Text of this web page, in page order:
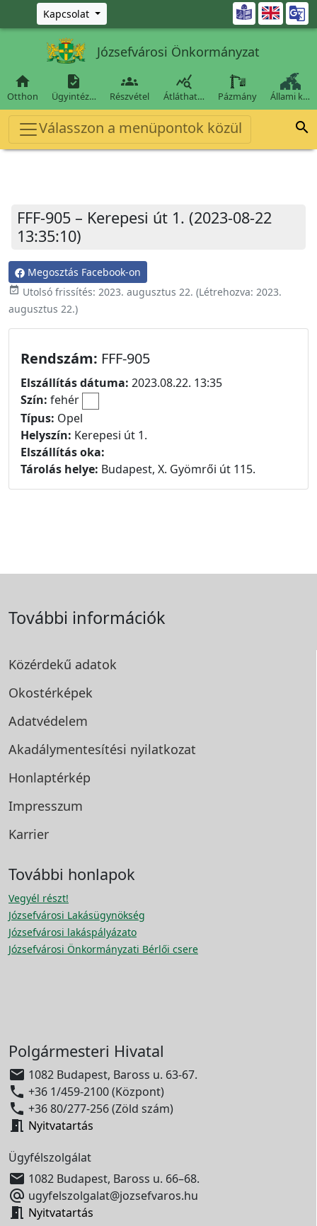
Ugrás a fő tartalomra
Kapcsolat 
Józsefvárosi Önkormányzat

Otthon

Ügyintéz…

Részvétel

Átláthat… Pázmány Állami k…
Válasszon a menüpontok közül 
FFF-905 – Kerepesi út 1. (2023-08-22
13:35:10)
Megosztás Facebook-on
event_available Utolsó frissítés: 2023. augusztus 22. (Létrehozva: 2023.
augusztus 22.)
Rendszám: FFF-905
Elszállítás dátuma: 2023.08.22. 13:35
Szín: fehér
Típus: Opel
Helyszín: Kerepesi út 1.
Elszállítás oka:
Tárolás helye: Budapest, X. Gyömrői út 115.
További információk
Közérdekű adatok
Okostérképek
Adatvédelem
Akadálymentesítési nyilatkozat
Honlaptérkép
Impresszum
Karrier
További honlapok
Vegyél részt!
Józsefvárosi Lakásügynökség
Józsefvárosi lakáspályázato
Józsefvárosi Önkormányzati Bérlői csere
Polgármesteri Hivatal
 1082 Budapest, Baross u. 63-67.
 +36 1/459-2100 (Központ)
 +36 80/277-256 (Zöld szám)
 Nyitvatartás
Ügyfélszolgálat
 1082 Budapest, Baross u. 66–68.
 ugyfelszolgalat@jozsefvaros.hu
 Nyitvatartás